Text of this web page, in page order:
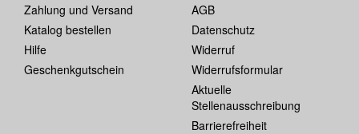
Zahlung und Versand
Katalog bestellen
Hilfe
Geschenkgutschein
AGB
Datenschutz
Widerruf
Widerrufsformular
Aktuelle
Stellenausschreibung
Barrierefreiheit